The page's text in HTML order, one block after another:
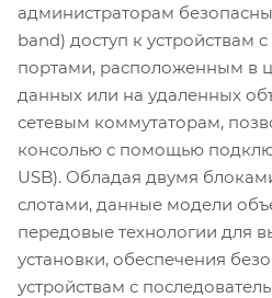
администраторам
band) доступ к устройствам
портами, расположенным в
данных или на удаленных
сетевым коммутаторам,
консолью с помощью
USB). Обладая двумя
слотами, данные модели
передовые технологии для
установки, обеспечения
устройствам с